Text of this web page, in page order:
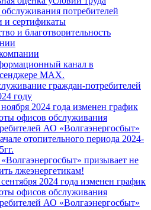
потребителей
и сертификаты
и благотворительность
канал в
MAX.
граждан-потребителей
году
2024 года изменен график
офисов обслуживания
АО «Волгаэнергосбыт»
отопительного периода 2024-
призывает не
лжеэнергетикам!
2024 года изменен график
офисов обслуживания
АО «Волгаэнергосбыт»